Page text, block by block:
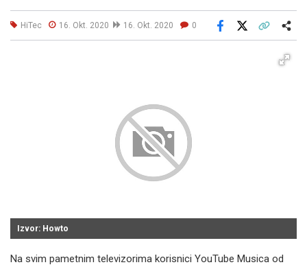
HiTec 16. Okt. 2020 16. Okt. 2020 0
Facebook
Izvor: Howto
Na svim pametnim televizorima korisnici YouTube Musica od